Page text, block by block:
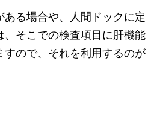
る場合や、人間ドックに定
、そこでの検査項目に肝機能
すので、それを利用するのが